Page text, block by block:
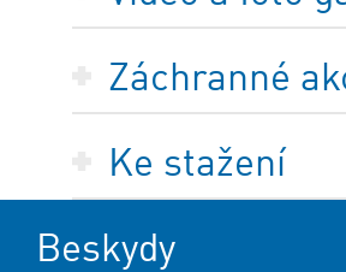
Záchranné
Ke stažení
Beskydy